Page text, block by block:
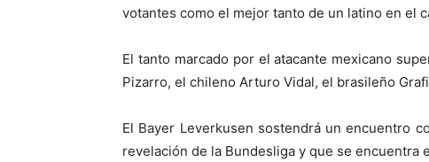
votantes como el mejor tanto de un latino en el
El tanto marcado por el atacante mexicano
Pizarro, el chileno Arturo Vidal, el brasileño
El Bayer Leverkusen sostendrá un encuentro
revelación de la Bundesliga y que se encuentra